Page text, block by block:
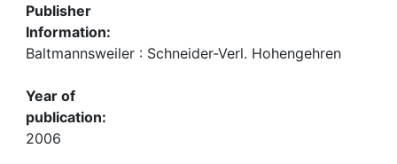
Publisher
Information:
Baltmannsweiler : Schneider-Verl. Hohengehren
Year of
publication:
2006